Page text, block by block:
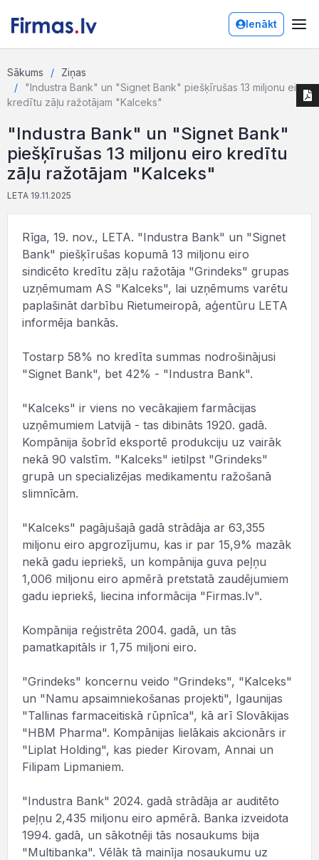
Ienākt
Sākums
Ziņas
"Industra Bank" un "Signet Bank" piešķīrušas 13 miljonu eiro
kredītu zāļu ražotājam "Kalceks"
"Industra Bank" un "Signet Bank"
piešķīrušas 13 miljonu eiro kredītu
zāļu ražotājam "Kalceks"
LETA 19.11.2025
Rīga, 19. nov., LETA. "Industra Bank" un "Signet
Bank" piešķīrušas kopumā 13 miljonu eiro
sindicēto kredītu zāļu ražotāja "Grindeks" grupas
uzņēmumam AS "Kalceks", lai uzņēmums varētu
paplašināt darbību Rietumeiropā, aģentūru LETA
informēja bankās.
Tostarp 58% no kredīta summas nodrošinājusi
"Signet Bank", bet 42% - "Industra Bank".
"Kalceks" ir viens no vecākajiem farmācijas
uzņēmumiem Latvijā - tas dibināts 1920. gadā.
Kompānija šobrīd eksportē produkciju uz vairāk
nekā 90 valstīm. "Kalceks" ietilpst "Grindeks"
grupā un specializējas medikamentu ražošanā
slimnīcām.
"Kalceks" pagājušajā gadā strādāja ar 63,355
miljonu eiro apgrozījumu, kas ir par 15,9% mazāk
nekā gadu iepriekš, un kompānija guva peļņu
1,006 miljonu eiro apmērā pretstatā zaudējumiem
gadu iepriekš, liecina informācija "Firmas.lv".
Kompānija reģistrēta 2004. gadā, un tās
pamatkapitāls ir 1,75 miljoni eiro.
"Grindeks" koncernu veido "Grindeks", "Kalceks"
un "Namu apsaimniekošanas projekti", Igaunijas
"Tallinas farmaceitiskā rūpnīca", kā arī Slovākijas
"HBM Pharma". Kompānijas lielākais akcionārs ir
"Liplat Holding", kas pieder Kirovam, Annai un
Filipam Lipmaniem.
"Industra Bank" 2024. gadā strādāja ar auditēto
peļņu 2,435 miljonu eiro apmērā. Banka izveidota
1994. gadā, un sākotnēji tās nosaukums bija
"Multibanka". Vēlāk tā mainīja nosaukumu uz